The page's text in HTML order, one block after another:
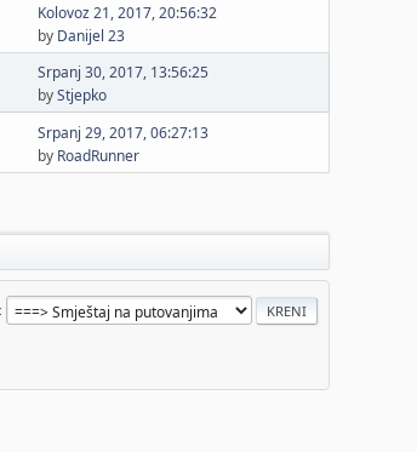
Kolovoz 21, 2017, 20:56:32
by Danijel 23
Srpanj 30, 2017, 13:56:25
byStjepko
Srpanj 29, 2017, 06:27:13
by RoadRunner